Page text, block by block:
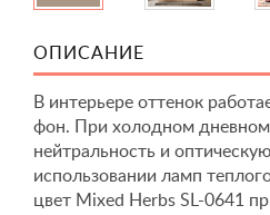
ОПИСАНИЕ
В интерьере оттенок
фон. При холодном дневном
нейтральность и
использовании ламп
цвет Mixed Herbs SL-0641